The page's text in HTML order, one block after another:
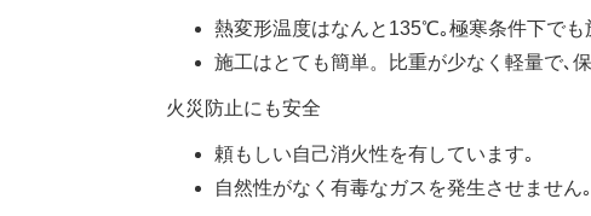
熱変形温度はなんと135℃｡極寒条件下でも
施工はとても簡単。比重が少なく軽量で､
火災防止にも安全
頼もしい自己消火性を有しています｡
自然性がなく有毒なガスを発生させません｡